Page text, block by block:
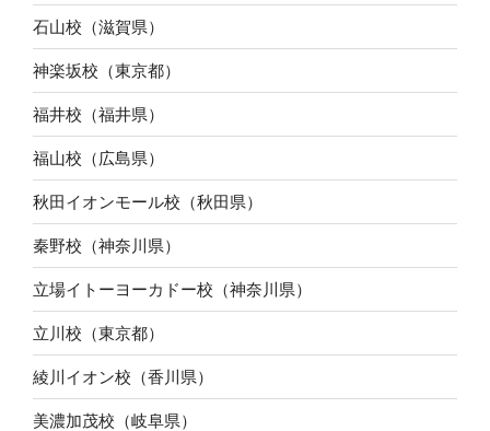
石山校（滋賀県）
神楽坂校（東京都）
福井校（福井県）
福山校（広島県）
秋田イオンモール校（秋田県）
秦野校（神奈川県）
立場イトーヨーカドー校（神奈川県）
立川校（東京都）
綾川イオン校（香川県）
美濃加茂校（岐阜県）